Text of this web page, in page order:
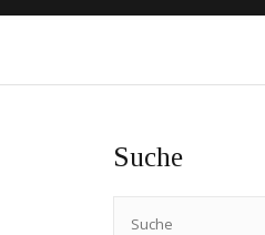
Suche